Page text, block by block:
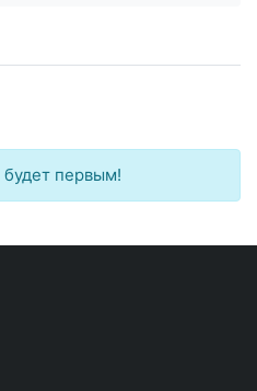
первым!